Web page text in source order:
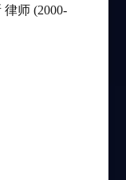
师 (2000-